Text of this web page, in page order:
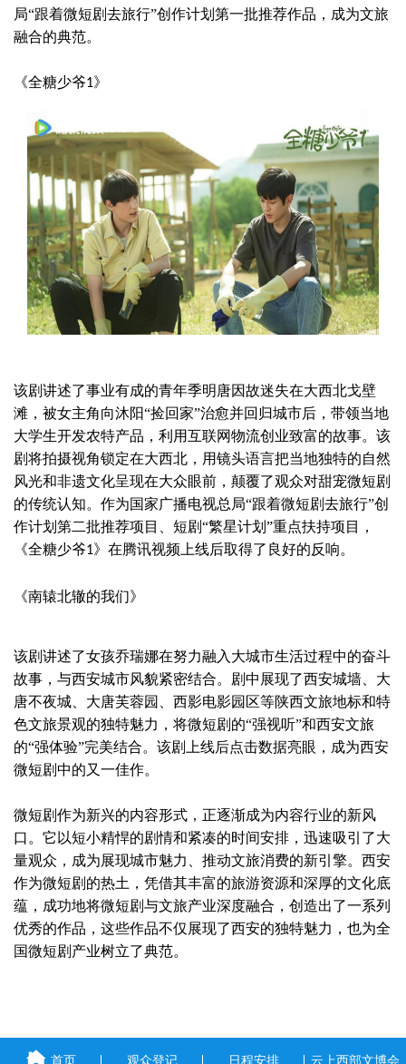
局“跟着微短剧去旅行”创作计划第一批推荐作品，成为文旅
融合的典范。
《全糖少爷1》
该剧讲述了事业有成的青年季明唐因故迷失在大西北戈壁
滩，被女主角向沐阳“捡回家”治愈并回归城市后，带领当地
大学生开发农特产品，利用互联网物流创业致富的故事。该
剧将拍摄视角锁定在大西北，用镜头语言把当地独特的自然
风光和非遗文化呈现在大众眼前，颠覆了观众对甜宠微短剧
的传统认知。作为国家广播电视总局“跟着微短剧去旅行”创
作计划第二批推荐项目、短剧“繁星计划”重点扶持项目，
《全糖少爷1》在腾讯视频上线后取得了良好的反响。
《南辕北辙的我们》
该剧讲述了女孩乔瑞娜在努力融入大城市生活过程中的奋斗
故事，与西安城市风貌紧密结合。剧中展现了西安城墙、大
唐不夜城、大唐芙蓉园、西影电影园区等陕西文旅地标和特
色文旅景观的独特魅力，将微短剧的“强视听”和西安文旅
的“强体验”完美结合。该剧上线后点击数据亮眼，成为西安
微短剧中的又一佳作。
微短剧作为新兴的内容形式，正逐渐成为内容行业的新风
口。它以短小精悍的剧情和紧凑的时间安排，迅速吸引了大
量观众，成为展现城市魅力、推动文旅消费的新引擎。西安
作为微短剧的热土，凭借其丰富的旅游资源和深厚的文化底
蕴，成功地将微短剧与文旅产业深度融合，创造出了一系列
优秀的作品，这些作品不仅展现了西安的独特魅力，也为全
国微短剧产业树立了典范。
首页 观众登记 日程安排 云上西部文博会